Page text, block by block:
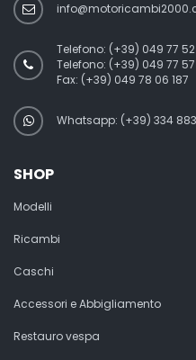
Telefono: (+39) 049 77 52
Telefono: (+39) 049 77
Fax: (+39) 049 78 06 187
Whatsapp: (+39) 334
SHOP
Modelli
Ricambi
Caschi
Accessori e Abbigliamento
Restauro vespa